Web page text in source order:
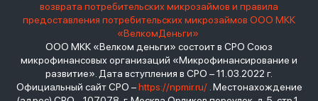
возврата потребительских микрозаймов и правила
предоставления потребительских микрозаймов ООО МКК
«ВелкомДеньги»
ООО МКК «Велком деньги» состоит в СРО Союз
микрофинансовых организаций «Микрофинансирование и
развитие». Дата вступления в СРО – 11.03.2022 г.
Официальный сайт СРО –https://npmir.ru/. Местонахождение